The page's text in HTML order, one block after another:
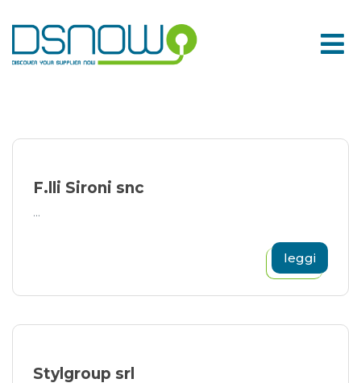
to
content
F.lli Sironi snc
...
leggi
Stylgroup srl